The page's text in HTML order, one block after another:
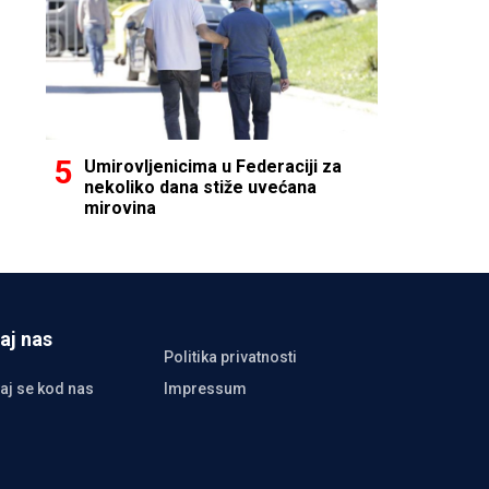
Umirovljenicima u Federaciji za
nekoliko dana stiže uvećana
mirovina
nas
Politika privatnosti
se kod nas
Impressum